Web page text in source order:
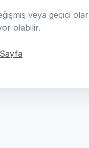
veya geçici
olabilir.